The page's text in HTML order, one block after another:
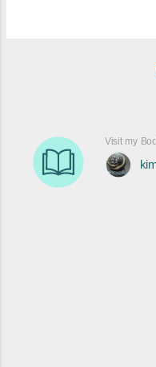
db = new MyEntities()) {
後第一
Profiler